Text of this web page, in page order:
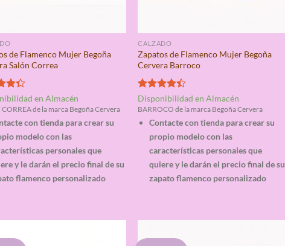
de Flamenco Mujer Begoña
Salón Correa
en Almacén
CORREA de la marca Begoña Cervera
con tienda para crear su
modelo con las
personales que
y le darán el precio final de su
flamenco personalizado
CALZADO
Zapatos de Flamenco Mujer Begoña
Cervera Barroco
Valorado
con4.33
Disponibilidad en Almacén
BARROCO de la marca Begoña Cervera
Contacte con tienda para crear su
propio modelo con las
características personales que
quiere y le darán el precio final de su
zapato flamenco personalizado